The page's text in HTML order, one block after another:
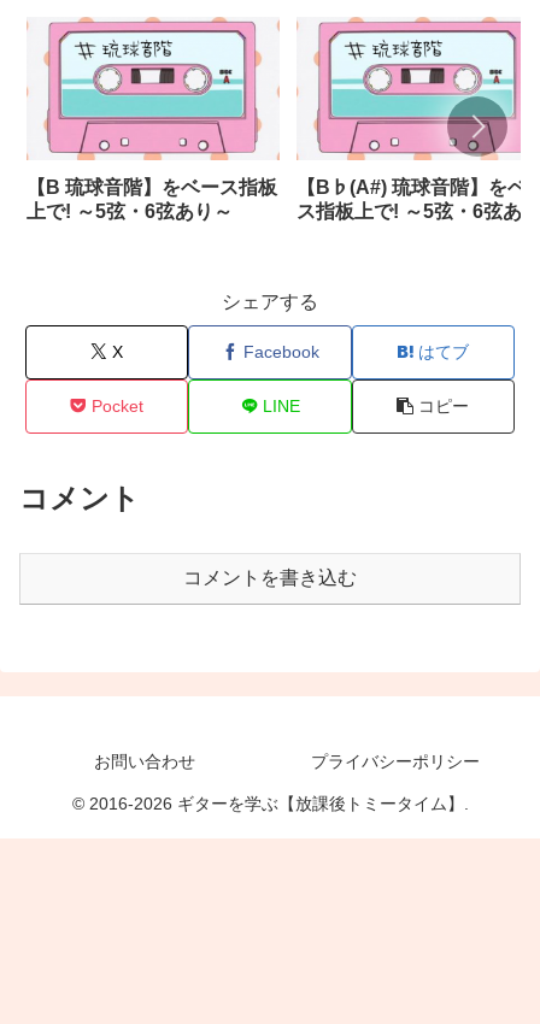
【B 琉球音階】をベース指板
上で! ～5弦・6弦あり～
【B♭(A#) 琉球音階】をベ
ス指板上で! ～5弦・6弦あり
シェアする
X Facebook はてブ
Pocket LINE コピー
コメント
コメントを書き込む
お問い合わせ プライバシーポリシー
© 2016-2026 ギターを学ぶ【放課後トミータイム】.